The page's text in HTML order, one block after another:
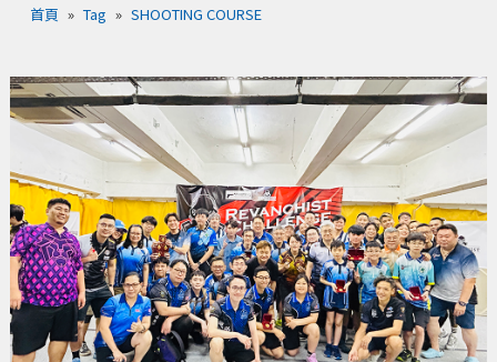
首頁 » Tag » SHOOTING COURSE